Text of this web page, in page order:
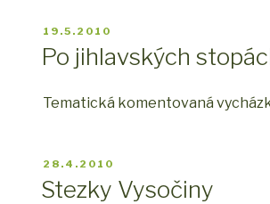
PUBLIKOVÁNO
19.5.2010
Po jihlavských
Tematická komentovaná
PUBLIKOVÁNO
28.4.2010
Stezky Vysočiny